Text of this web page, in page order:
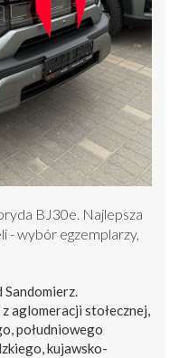
BJ30e. Najlepsza
- wybór egzemplarzy,
Sandomierz.
aglomeracji stołecznej,
południowego
kujawsko-